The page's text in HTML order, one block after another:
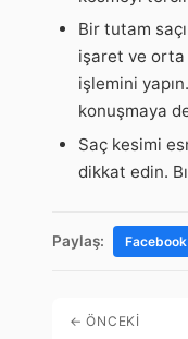
Bir tutam
işaret ve orta
işlemini
konuşmaya
Saç kesimi
dikkat edin.
Paylaş: Facebook
← ÖNCEKI